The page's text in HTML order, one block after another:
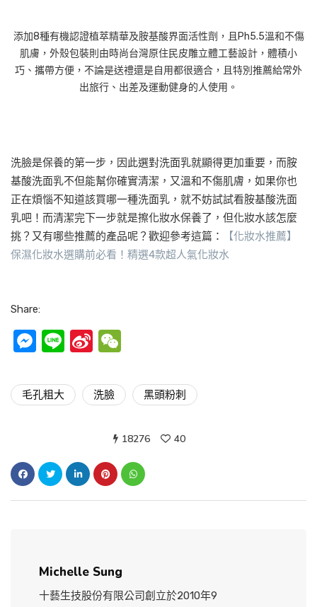
添加8種有機認證植萃精華及胺基酸界面活性劑，且Ph5.5溫和不傷
肌膚，外殼包裝則由時尚台灣原住民皮雕立體工藝設計，體積小
巧、攜帶方便，不論是送禮還是自用都很適合，且特別推薦給常外
出旅行、出差及運動健身的人使用。
洗臉是保養的第一步，因此選對洗面乳就顯得更加重要，而胺
基酸洗面乳不但能幫你確實清潔，又溫和不傷肌膚，如果你也
正在煩惱不知道該買哪一種洗面乳，就不妨試試看胺基酸洗面
乳吧！而清潔完下一步就是擦化妝水保養了，但化妝水該怎麼
挑？又有哪些推薦的產品呢？歡迎參考這篇：
【化妝水推薦】
保濕化妝水選購前必看！精選4款超人氣化妝水
Share:
Messenger
LineSina
毛孔粗大 洗臉 黑頭粉刺
18276 40
Michelle Sung
十藝生技股份有限公司創立於2010年9